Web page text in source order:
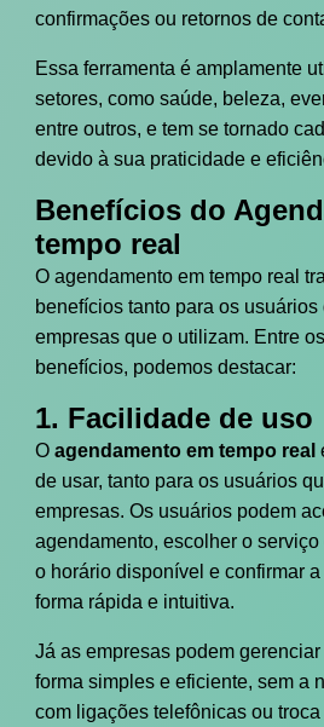
confirmações ou retornos de
Essa ferramenta é amplamente
setores, como saúde, beleza,
entre outros, e tem se tornado
devido à sua praticidade e
Benefícios do
tempo real
O agendamento em tempo real
benefícios tanto para os
empresas que o utilizam. Entre
benefícios, podemos destacar:
1. Facilidade de uso
O agendamento em tempo real
de usar, tanto para os usuários
empresas. Os usuários podem
agendamento, escolher o
o horário disponível e confirmar
forma rápida e intuitiva.
Já as empresas podem
forma simples e eficiente, sem a
com ligações telefônicas ou